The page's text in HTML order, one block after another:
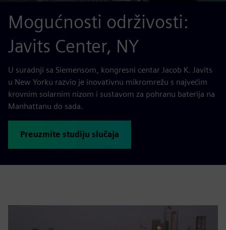
Mogućnosti održivosti:
Javits Center, NY
U suradnji sa Siemensom, kongresni centar Jacob K. Javits
u New Yorku razvio je inovativnu mikromrežu s najvećim
krovnim solarnim nizom i sustavom za pohranu baterija na
Manhattanu do sada.
Preuzmite studiju slučaja